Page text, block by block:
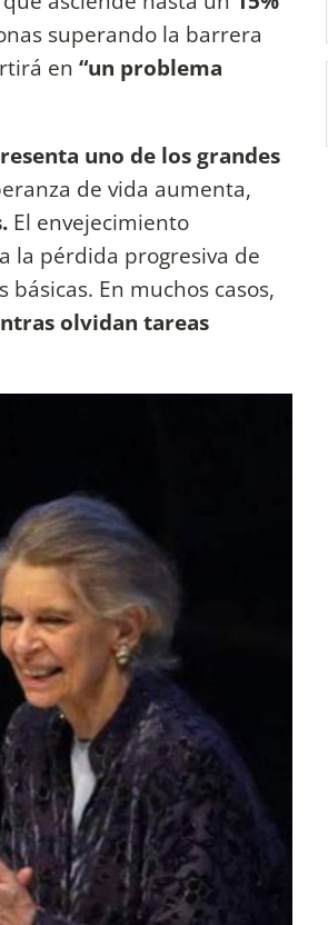
superando la barrera
en “un problema
uno de los grandes
de vida aumenta,
El envejecimiento
la pérdida progresiva de
En muchos casos,
olvidan tareas